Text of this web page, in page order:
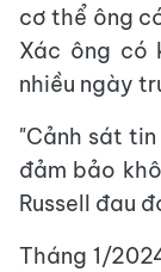
cơ thể ông
Xác ông có
nhiều ngày
"Cảnh sát
đảm bảo
Russell đau
Tháng 1/